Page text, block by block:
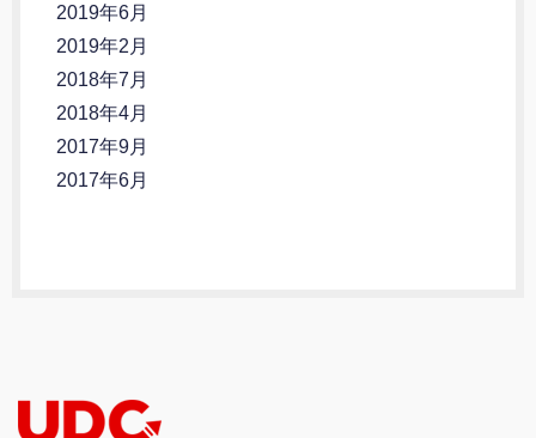
2019年6月
2019年2月
2018年7月
2018年4月
2017年9月
2017年6月